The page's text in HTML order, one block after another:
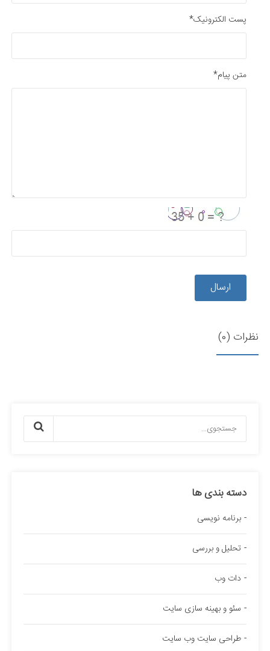
پست الکترونیک*
متن پیام*
ارسال
نظرات (0)
دسته بندی ها
برنامه نویسی
تحلیل و بررسی
دات وب
سئو و بهینه سازی سایت
طراحی سایت وب سایت